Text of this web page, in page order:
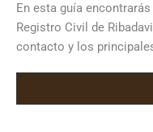
En esta guía
Registro Civil de
contacto y los